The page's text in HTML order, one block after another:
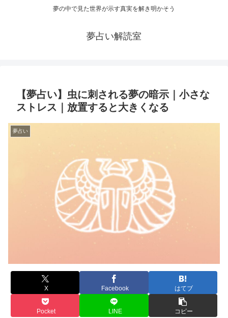
夢の中で見た世界が示す真実を解き明かそう
夢占い解読室
【夢占い】虫に刺される夢の暗示｜小さな
ストレス｜放置すると大きくなる
夢占い
X Facebook はてブ
Pocket LINE コピー